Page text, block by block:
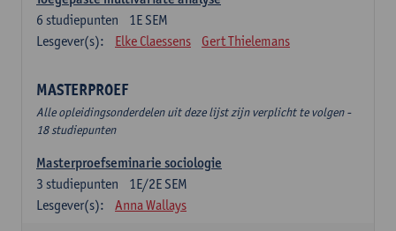
1E SEM
6 studiepunten
Lesgever(s):
Elke Claessens Gert Thielemans
MASTERPROEF
Alle opleidingsonderdelen uit deze lijst zijn verplicht te volgen -
18 studiepunten
Masterproefseminarie sociologie
1E/2E SEM
3 studiepunten
Lesgever(s):
Anna Wallays